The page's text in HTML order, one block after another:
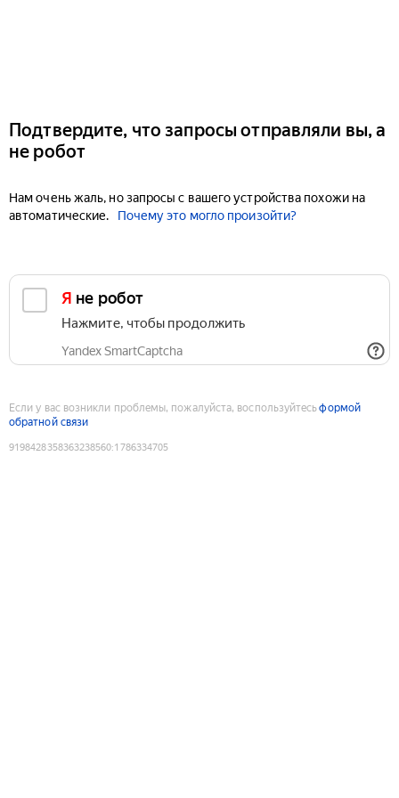
Подтвердите, что запросы отправляли вы, а
не робот
Нам очень жаль, но запросы с вашего устройства похожи на
автоматические.
Почему это могло произойти?
Я не робот
Нажмите, чтобы продолжить
Yandex SmartCaptcha
Если у вас возникли проблемы, пожалуйста, воспользуйтесьформой
обратной связи
9198428358363238560:1786334705